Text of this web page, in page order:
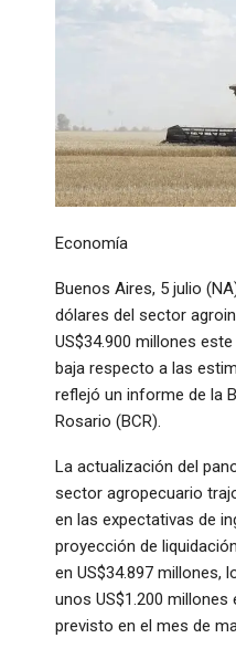
Economía
Buenos Aires, 5 julio
dólares del sector
US$34.900 millones
baja respecto a las
reflejó un informe de la
Rosario (BCR).
La actualización del
sector agropecuario
en las expectativas de
proyección de
en US$34.897 millones,
unos US$1.200
previsto en el mes de